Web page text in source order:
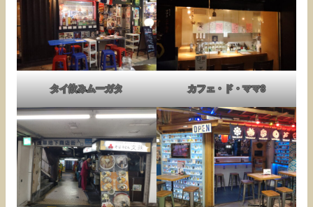
タイ飲みムーガタ カフェ・ド・ママ3